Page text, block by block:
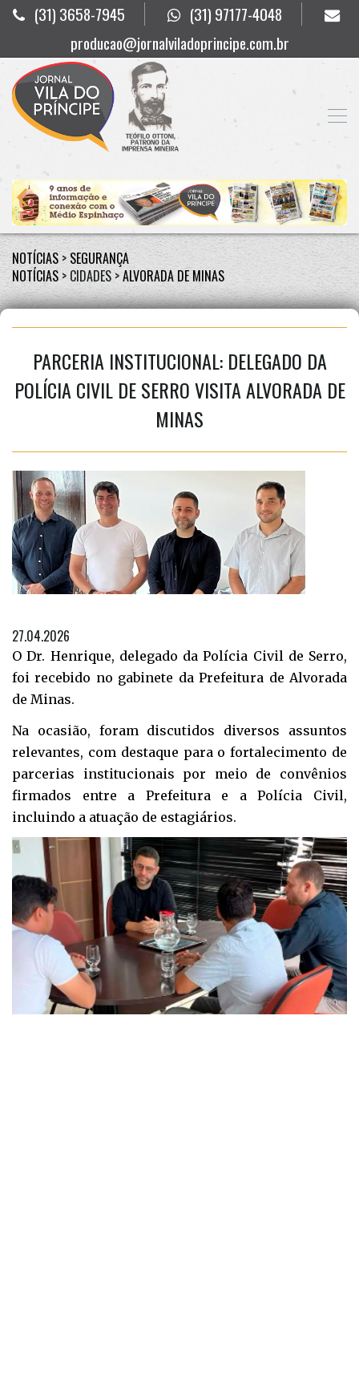
(31) 3658-7945
(31) 97177-4048
producao@jornalviladoprincipe.com.br
NOTÍCIAS > SEGURANÇA
NOTÍCIAS > CIDADES >ALVORADA DE MINAS
PARCERIA INSTITUCIONAL: DELEGADO DA
POLÍCIA CIVIL DE SERRO VISITA ALVORADA DE
MINAS
27.04.2026
O Dr. Henrique, delegado da Polícia Civil de Serro,
foi recebido no gabinete da Prefeitura de Alvorada
de Minas.
Na ocasião, foram discutidos diversos assuntos
relevantes, com destaque para o fortalecimento de
parcerias institucionais por meio de convênios
firmados entre a Prefeitura e a Polícia Civil,
incluindo a atuação de estagiários.